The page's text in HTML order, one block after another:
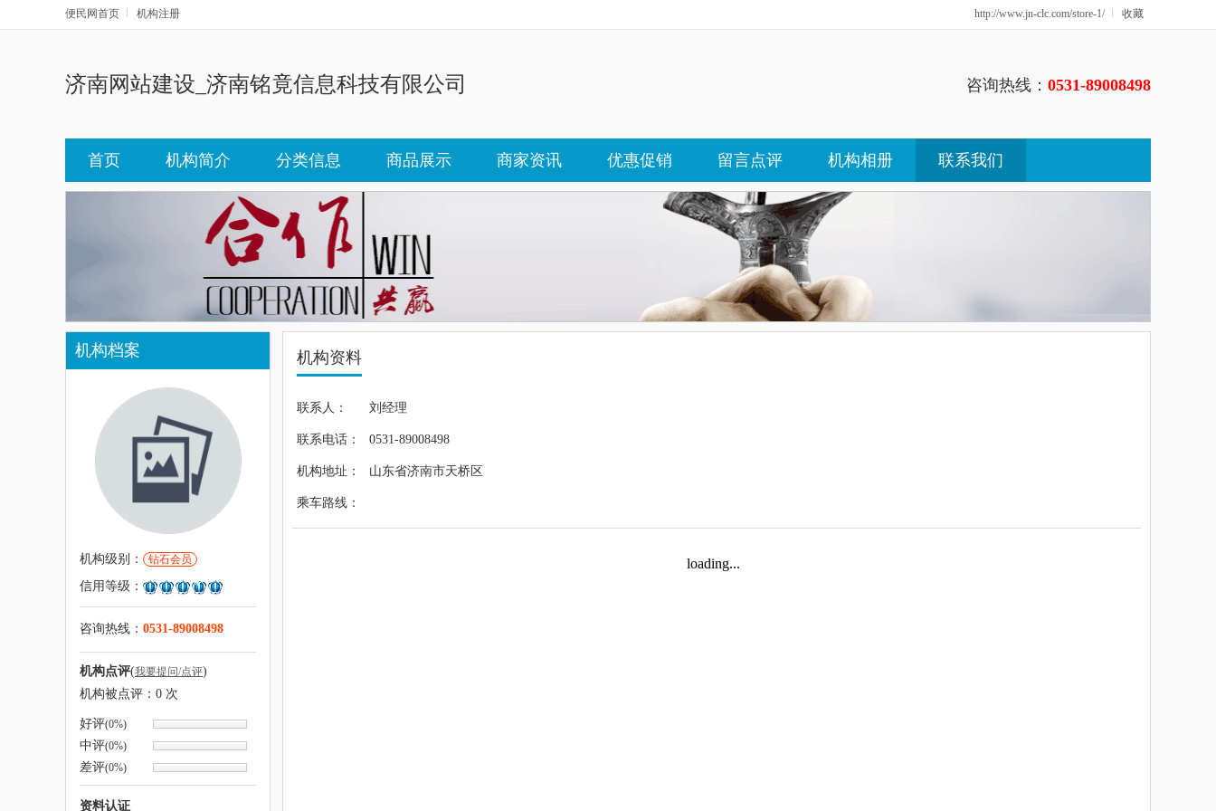
便民网首页 机构注册 收藏
http://www.jn-clc.com/store-1/
济南网站建设_济南铭竟信息科技有限公司 咨询热线： 0531-89008498
首页 机构简介 分类信息 商品展示 商家资讯 优惠促销 留言点评 机构相册 联系我们
机构档案
机构级别： 钻石会员
信用等级：
咨询热线： 0531-89008498
机构点评(我要提问/点评)
机构被点评： 0 次
好评(0%)
中评(0%)
差评(0%)
资料认证
机构资料
联系人： 刘经理
联系电话： 0531-89008498
机构地址： 山东省济南市天桥区
乘车路线：